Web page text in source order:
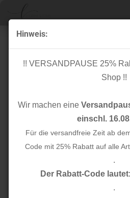
Hinweis:
!! VERSANDPAUSE 25%
Shop !!
Wir machen eine
einschl.
Für die versandfreie Zeit ab
Code mit 25% Rabatt auf alle
.
Der Rabatt-Code
.
Knopf Cotton - Curb - 18mm -
Maker